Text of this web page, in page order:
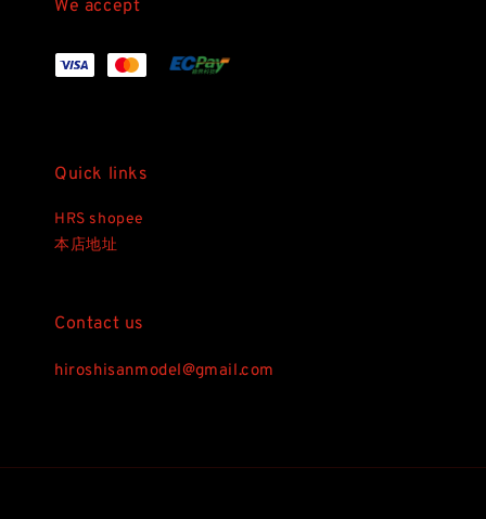
We accept
Quick links
HRS shopee
本店地址
Contact us
hiroshisanmodel@gmail.com